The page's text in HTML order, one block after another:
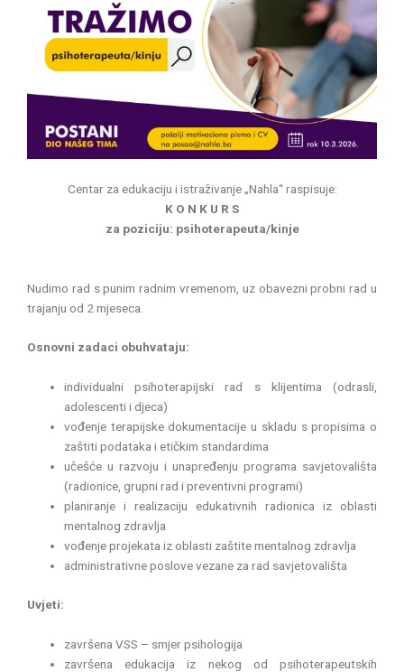
Centar za edukaciju i istraživanje „Nahla“ raspisuje:
K O N K U R S
za poziciju: psihoterapeuta/kinje
Nudimo rad s punim radnim vremenom, uz obavezni probni rad u
trajanju od 2 mjeseca.
Osnovni zadaci obuhvataju:
individualni psihoterapijski rad s klijentima (odrasli,
adolescenti i djeca)
vođenje terapijske dokumentacije u skladu s propisima o
zaštiti podataka i etičkim standardima
učešće u razvoju i unapređenju programa savjetovališta
(radionice, grupni rad i preventivni programi)
planiranje i realizaciju edukativnih radionica iz oblasti
mentalnog zdravlja
vođenje projekata iz oblasti zaštite mentalnog zdravlja
administrativne poslove vezane za rad savjetovališta
Uvjeti:
završena VSS – smjer psihologija
završena edukacija iz nekog od psihoterapeutskih